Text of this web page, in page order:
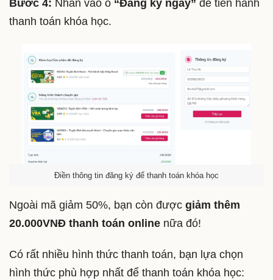
Bước 4: Nhấn vào ô “Đăng ký ngay” để tiến hành
thanh toán khóa học.
Điền thông tin đăng ký để thanh toán khóa học
Ngoài mã giảm 50%, bạn còn được giảm thêm
20.000VNĐ thanh toán online nữa đó!
Có rất nhiều hình thức thanh toán, bạn lựa chọn
hình thức phù hợp nhất để thanh toán khóa học: